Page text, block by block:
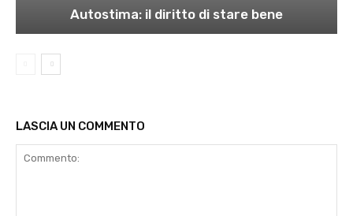
Autostima: il diritto di stare bene
LASCIA UN COMMENTO